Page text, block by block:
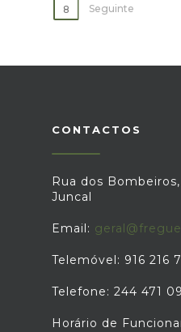
8
Seguinte
CONTACTOS
Rua dos
Juncal
Email:
Telemóvel: 916 216
Telefone: 244 471
Horário de